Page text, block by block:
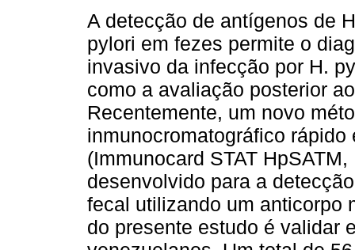
A detecção de antígenos de
pylori em fezes permite o
invasivo da infecção por H.
como a avaliação posterior
Recentemente, um novo
inmunocromatográfico rápido
(Immunocard STAT
desenvolvido para a
fecal utilizando um anticorpo
do presente estudo é validar